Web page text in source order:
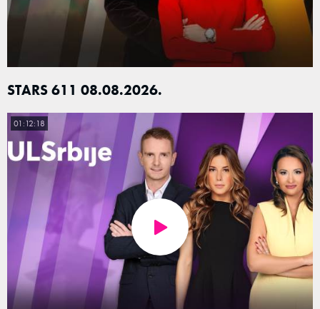
STARS 611 08.08.2026.
01:12:18